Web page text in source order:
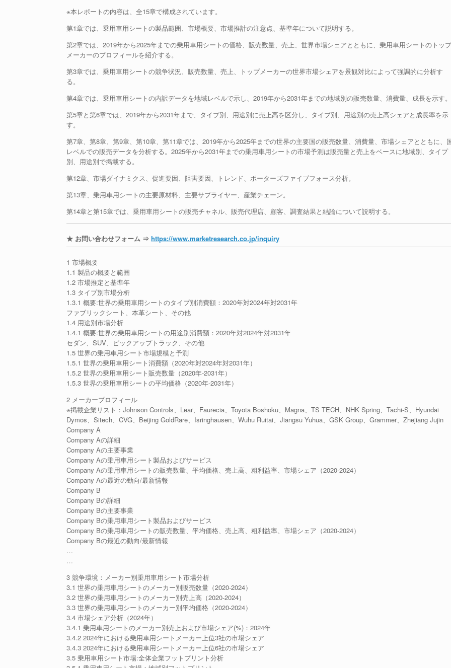
※本レポートの内容は、全15章で構成されています。
第1章では、乗用車用シートの製品範囲、市場概要、市場推計の注意点、基準年について説明する。
第2章では、2019年から2025年までの乗用車用シートの価格、販売数量、売上、世界市場シェアとともに、乗用車用シートのトップ
メーカーのプロフィールを紹介する。
第3章では、乗用車用シートの競争状況、販売数量、売上、トップメーカーの世界市場シェアを景観対比によって強調的に分析す
る。
第4章では、乗用車用シートの内訳データを地域レベルで示し、2019年から2031年までの地域別の販売数量、消費量、成長を示す。
第5章と第6章では、2019年から2031年まで、タイプ別、用途別に売上高を区分し、タイプ別、用途別の売上高シェアと成長率を示
す。
第7章、第8章、第9章、第10章、第11章では、2019年から2025年までの世界の主要国の販売数量、消費量、市場シェアとともに、
レベルでの販売データを分析する。2025年から2031年までの乗用車用シートの市場予測は販売量と売上をベースに地域別、タイプ
別、用途別で掲載する。
第12章、市場ダイナミクス、促進要因、阻害要因、トレンド、ポーターズファイブフォース分析。
第13章、乗用車用シートの主要原材料、主要サプライヤー、産業チェーン。
第14章と第15章では、乗用車用シートの販売チャネル、販売代理店、顧客、調査結果と結論について説明する。
★ お問い合わせフォーム ⇒ https://www.marketresearch.co.jp/inquiry
1 市場概要
1.1 製品の概要と範囲
1.2 市場推定と基準年
1.3 タイプ別市場分析
1.3.1 概要:世界の乗用車用シートのタイプ別消費額：2020年対2024年対2031年
ファブリックシート、本革シート、その他
1.4 用途別市場分析
1.4.1 概要:世界の乗用車用シートの用途別消費額：2020年対2024年対2031年
セダン、SUV、ピックアップトラック、その他
1.5 世界の乗用車用シート市場規模と予測
1.5.1 世界の乗用車用シート消費額（2020年対2024年対2031年）
1.5.2 世界の乗用車用シート販売数量（2020年-2031年）
1.5.3 世界の乗用車用シートの平均価格（2020年-2031年）
2 メーカープロフィール
※掲載企業リスト：Johnson Controls、Lear、Faurecia、Toyota Boshoku、Magna、TS TECH、NHK Spring、Tachi-S、Hyundai
Dymos、Sitech、CVG、Beijing GoldRare、Isringhausen、Wuhu Ruitai、Jiangsu Yuhua、GSK Group、Grammer、Zhejiang Jujin
Company A
Company Aの詳細
Company Aの主要事業
Company Aの乗用車用シート製品およびサービス
Company Aの乗用車用シートの販売数量、平均価格、売上高、粗利益率、市場シェア（2020-2024）
Company Aの最近の動向/最新情報
Company B
Company Bの詳細
Company Bの主要事業
Company Bの乗用車用シート製品およびサービス
Company Bの乗用車用シートの販売数量、平均価格、売上高、粗利益率、市場シェア（2020-2024）
Company Bの最近の動向/最新情報
…
…
3 競争環境：メーカー別乗用車用シート市場分析
3.1 世界の乗用車用シートのメーカー別販売数量（2020-2024）
3.2 世界の乗用車用シートのメーカー別売上高（2020-2024）
3.3 世界の乗用車用シートのメーカー別平均価格（2020-2024）
3.4 市場シェア分析（2024年）
3.4.1 乗用車用シートのメーカー別売上および市場シェア(%)：2024年
3.4.2 2024年における乗用車用シートメーカー上位3社の市場シェア
3.4.3 2024年における乗用車用シートメーカー上位6社の市場シェア
3.5 乗用車用シート市場:全体企業フットプリント分析